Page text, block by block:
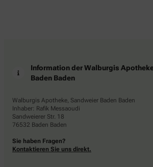
Information der Walburgis
Baden Baden
Walburgis Apotheke, Sandweier Baden Baden
Inhaber: Rafik Messaoudi
Sandweierer Str. 18
76532 Baden Baden
Sie haben Fragen?
Kontaktieren Sie uns direkt.